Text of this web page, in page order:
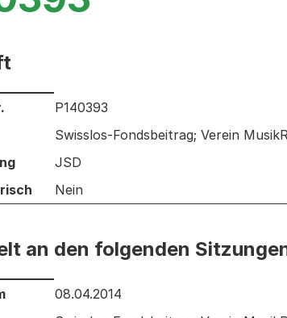
zum Ausgewählten Geschäft
P140393
Swisslos-Fondsbeitrag; Verein
JSD
Nein
an den folgenden
den folgenden Sitzungen: Informationen zu
08.04.2014